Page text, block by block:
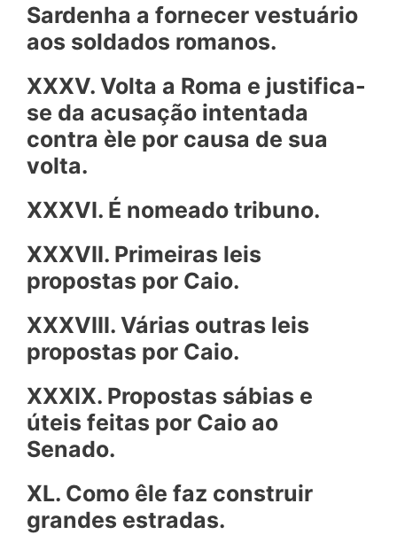
Sardenha a fornecer vestuário
aos soldados romanos.
XXXV. Volta a Roma e justifica-
se da acusação intentada
contra èle por causa de sua
volta.
XXXVI. É nomeado tribuno.
XXXVII. Primeiras leis
propostas por Caio.
XXXVIII. Várias outras leis
propostas por Caio.
XXXIX. Propostas sábias e
úteis feitas por Caio ao
Senado.
XL. Como êle faz construir
grandes estradas.